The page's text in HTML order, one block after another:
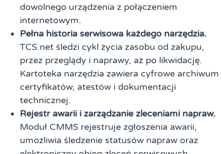
dowolnego urządzenia z połączeniem
internetowym.
Pełna historia serwisowa każdego narzędzia.
TCS.net śledzi cykl życia zasobu od zakupu,
przez przeglądy i naprawy, aż po likwidację.
Kartoteka narzędzia zawiera cyfrowe archiwum
certyfikatów, atestów i dokumentacji
technicznej.
Rejestr awarii i zarządzanie zleceniami napraw.
Moduł CMMS rejestruje zgłoszenia awarii,
umożliwia śledzenie statusów napraw oraz